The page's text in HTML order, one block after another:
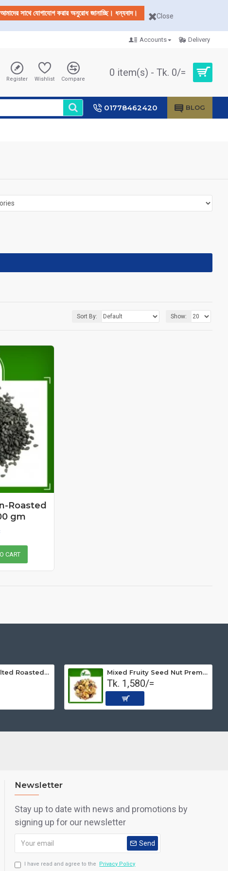
আমাদের সাথে যোগাযোগ করার অনুরোধ জানাচ্ছি। ধন্যবাদ। Close
Accounts Delivery
Register Wishlist Compare
0 item(s) - Tk. 0/=
01778462420 BLOG
Sort By: Show:
Roasted
gm
CART
Peanut Non-salted Roasted (Premium) 500 gm Mixed Fruity Seed Nut Premium (Roasted) 1 kg
Tk. 1,580/=
Newsletter
Stay up to date with news and promotions by
signing up for our newsletter
Send
I have read and agree to the Privacy Policy